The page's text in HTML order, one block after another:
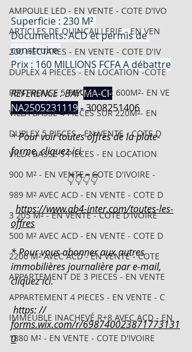
AMPOULE LED - EN VENTE - COTE D'IVO
ARTICLES DE QUINCAILLERIE - EN VEN
200 HECTARES - EN VENTE - COTE D'IV
DUPLEX 4 PIECES - EN LOCATION -COTE
PENTHOUSE 5 PIECES SUR 600M²- EN VE
VILLA BASSE 4 PIECES SUR 220M²- EN
DUPLEX 5 PIECES - EN VENTE - COTE D
VILLA BASSE 5 PIECES - EN LOCATION
900 M² - EN VENTE - COTE D'IVOIRE -
989 M² AVEC ACD - EN VENTE - COTE D
3 205 M² - EN VENTE - COTE D'IVOIRE
500 M² AVEC ACD - EN VENTE - COTE D
2206 M² AVEC ACD - EN VENTE - COTE
APPARTEMENT DE 3 PIECES - EN VENTE
APPARTEMENT 4 PIECES - EN VENTE - C
IMMEUBLE INACHEVÉ R+8 AVEC ACD - EN
1880 M² - EN VENTE - COTE D'IVOIRE
Superficie : 230 M²
Documents: ACD et permis de
construire
Prix : 160 MILLIONS FCFA A débattre
REFERENCE : BAY-MA-CI-
NA2505231119- 3008251406
* Pour voir toutes offres de la plate-
forme, cliquez ici.
👇👇👇👇
https://www.ab4-inter.com/toutes-les-
offres
* Pour vous abonner aux autres
immobilières journalière par e-mail,
cliquez ici.
https: //
forms.wix.com/r/698740023871773131
0